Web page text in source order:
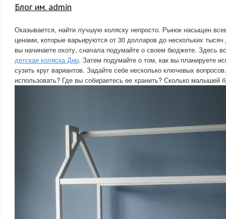
Блог им. admin
Оказывается, найти лучшую коляску непросто. Рынок насыщен
ценами, которые варьируются от 30 долларов до нескольких
вы начинаете охоту, сначала подумайте о своем бюджете. Здесь
детская коляска Днр. Затем подумайте о том, как вы планируете
сузить круг вариантов. Задайте себе несколько ключевых
использовать? Где вы собираетесь ее хранить? Сколько малышей